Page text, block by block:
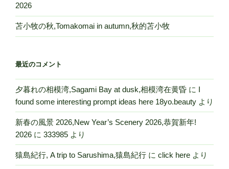
2026
苫小牧の秋,Tomakomai in autumn,秋的苫小牧
最近のコメント
夕暮れの相模湾,Sagami Bay at dusk,相模湾在黄昏 に I
found some interesting prompt ideas here 18yo.beauty より
新春の風景 2026,New Year’s Scenery 2026,恭賀新年!
2026 に 333985 より
猿島紀行, A trip to Sarushima,猿島紀行 に click here より